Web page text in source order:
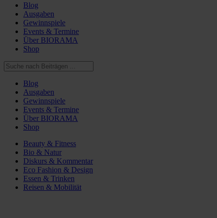
Blog
Ausgaben
Gewinnspiele
Events & Termine
Über BIORAMA
Shop
Blog
Ausgaben
Gewinnspiele
Events & Termine
Über BIORAMA
Shop
Beauty & Fitness
Bio & Natur
Diskurs & Kommentar
Eco Fashion & Design
Essen & Trinken
Reisen & Mobilität